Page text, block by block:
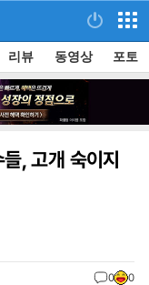
리뷰 동영상 포토
, 고개 숙이지
0 0